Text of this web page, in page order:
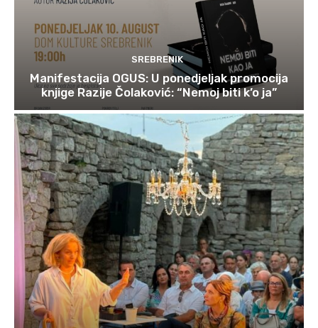
SREBRENIK
Manifestacija OGUS: U ponedjeljak promocija
knjige Razije Čolaković: “Nemoj biti k’o ja”